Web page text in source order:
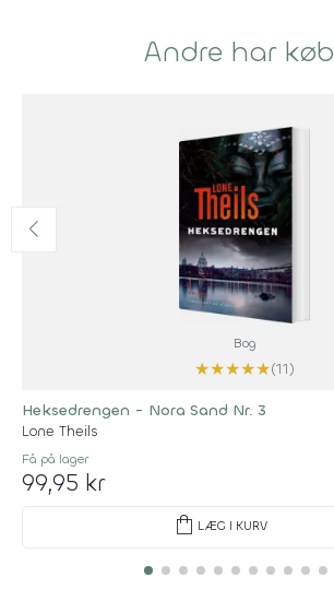
Andre har
Bog
★★★★★(11)
Heksedrengen - Nora Sand Nr. 3
Lone Theils
Få på lager
99,95 kr
shopping_bag LÆG I KURV